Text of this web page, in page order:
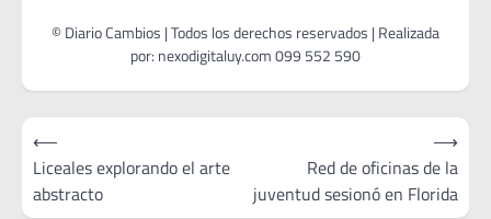
Navegación
de
entradas
⟵
Liceales explorando el arte
abstracto
Red de oficinas de la
juventud sesionó en Florida
⟶